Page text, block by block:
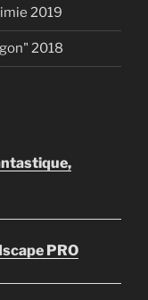
2019
2018
PRO